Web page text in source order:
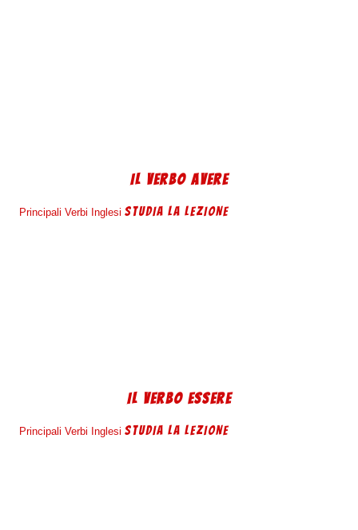
IL VERBO AVERE
Principali Verbi Inglesi STUDIA LA LEZIONE
IL VERBO ESSERE
Principali Verbi Inglesi STUDIA LA LEZIONE